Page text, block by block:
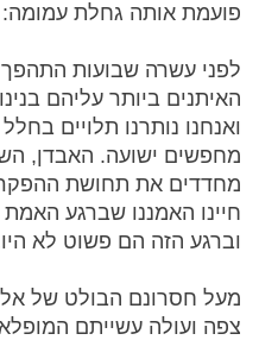
פועמת אותה גחלת עמומה:
לפני עשרה שבועות התהפך
האיתנים ביותר עליהם
ואנחנו נותרנו תלויים
מחפשים ישועה. האבדן,
מחדדים את תחושת
חיינו האמננו שברגע האמת
וברגע הזה הם פשוט לא
מעל חסרונם הבולט של
צפה ועולה עשייתם